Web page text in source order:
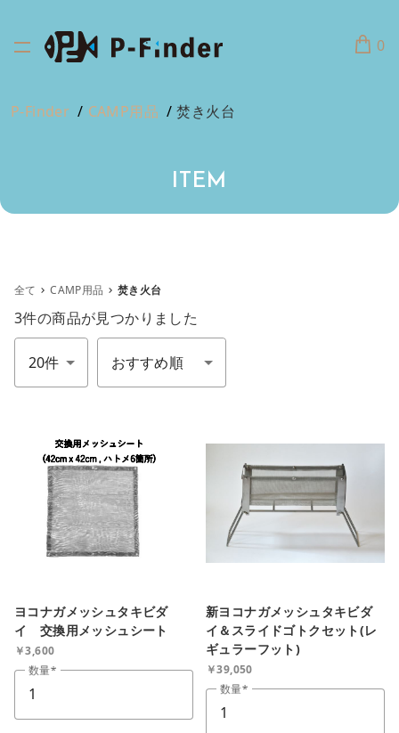
0
P-Finder CAMP用品 焚き火台
ITEM
全て CAMP用品 焚き火台
3件の商品が見つかりました
件数 並び順
ヨコナガメッシュタキビダ
イ 交換用メッシュシート
￥3,600
数量
新ヨコナガメッシュタキビダ
イ＆スライドゴトクセット(レ
ギュラーフット)
￥39,050
数量
カートに追加しました。